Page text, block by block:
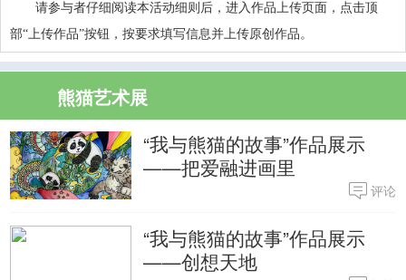
请参与者仔细阅读本活动细则后，进入作品上传页面，点击顶
部“上传作品”按钮，按要求填写信息并上传原创作品。
熊猫艺术展
“我与熊猫的故事”作品展示
——把爱融进画里
评论
“我与熊猫的故事”作品展示
——创想天地